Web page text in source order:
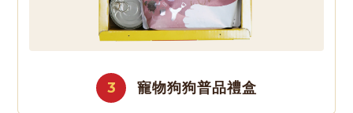
3 寵物狗狗普品禮盒